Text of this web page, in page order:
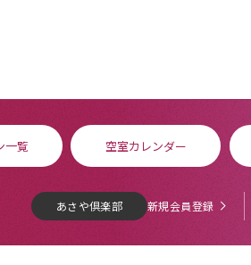
一覧 空室カレンダー
あさや倶楽部 新規会員登録